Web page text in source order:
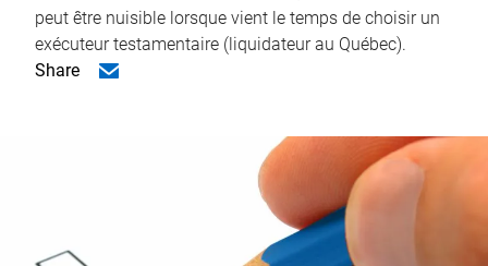
peut être nuisible lorsque vient le temps de choisir un
exécuteur testamentaire (liquidateur au Québec).
Share